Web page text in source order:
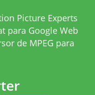
Picture Experts
para Google Web
de MPEG para